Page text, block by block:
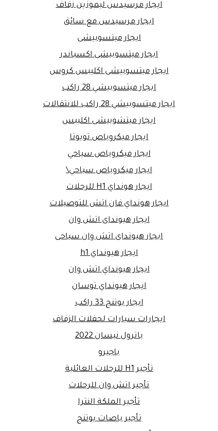
ايجار مرسيدس ليموزين زفاف
ايجار مرسيدس مع سائق
ايجار ميتسوبيشى
ايجار ميتسوبيشى اكسباندر
ايجار ميتسوبيشى اكليبس كروس
ايجار ميتسوبيشي 28 راكب
ايجار ميتسوبيشي 28 راكب للانتقالات
ايجار ميتشوبيشى اكليبس
ايجار ميكروباص تويوتا
ايجار ميكروباص سياحي
ايجار ميكروباص سياحي\
ايجار هونداي H1 للرحلات
ايجار هونداي فان اتش للتوصيلات
ايجار هيونداى اتش وان
ايجار هيونداى اتش وان سياحى
ايجار هيونداي h1
ايجار هيونداي اتش وان
ايجار هيونداي توسان
ايجار يوتنج 33 راكب
ايجارات سيارات لحفلات الزفاف
باترول نيسان 2022
باجيرو
تأجير H1 للرحلات العائلية
تأجير اتش وان للرحلات
تأجير الملكة النترا
تأجير باصات يوتنج